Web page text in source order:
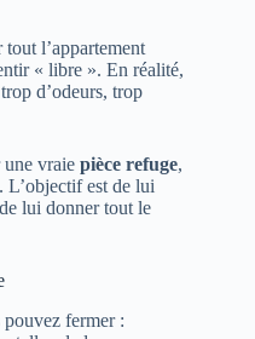
l’appartement
« libre ». En réalité,
d’odeurs, trop
une vraie pièce refuge,
L’objectif est de lui
lui donner tout le
fermer :